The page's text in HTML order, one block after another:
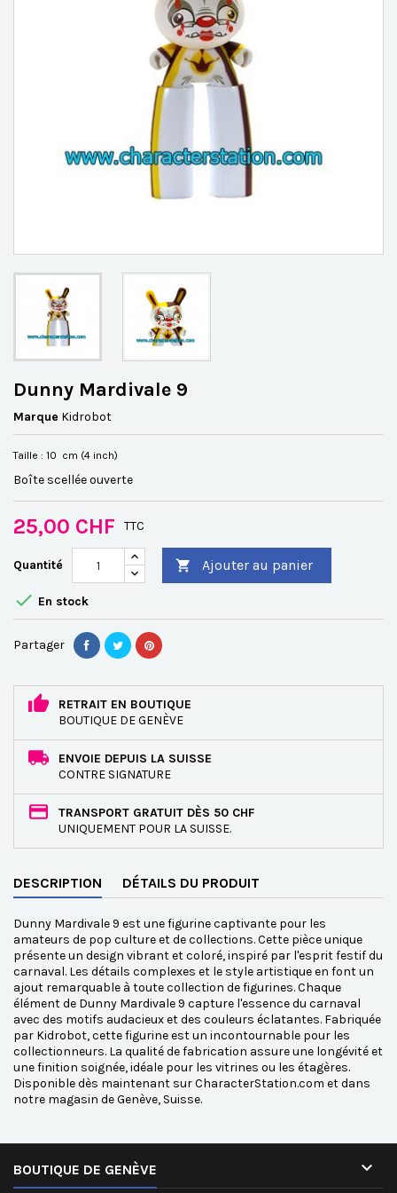
Dunny Mardivale 9
Marque Kidrobot
Taille : 10 cm (4 inch)
Boîte scellée ouverte
25,00 CHF TTC
Quantité  Ajouter au panier
 En stock
Partager
RETRAIT EN BOUTIQUE
BOUTIQUE DE GENÈVE
ENVOIE DEPUIS LA SUISSE
CONTRE SIGNATURE
TRANSPORT GRATUIT DÈS 50 CHF
UNIQUEMENT POUR LA SUISSE.
DESCRIPTION DÉTAILS DU PRODUIT
Dunny Mardivale 9 est une figurine captivante pour les
amateurs de pop culture et de collections. Cette pièce unique
présente un design vibrant et coloré, inspiré par l'esprit festif du
carnaval. Les détails complexes et le style artistique en font un
ajout remarquable à toute collection de figurines. Chaque
élément de Dunny Mardivale 9 capture l'essence du carnaval
avec des motifs audacieux et des couleurs éclatantes. Fabriquée
par Kidrobot, cette figurine est un incontournable pour les
collectionneurs. La qualité de fabrication assure une longévité et
une finition soignée, idéale pour les vitrines ou les étagères.
Disponible dès maintenant sur CharacterStation.com et dans
notre magasin de Genève, Suisse.
BOUTIQUE DE GENÈVE 